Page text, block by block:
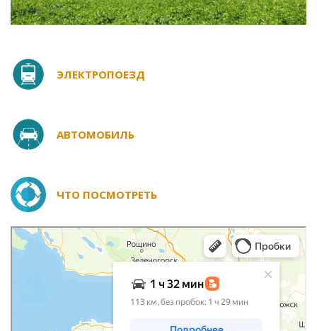
ЭЛЕКТРОПОЕЗД
АВТОМОБИЛЬ
ЧТО ПОСМОТРЕТЬ
Яндекс.Карты
Яндекс.Карты